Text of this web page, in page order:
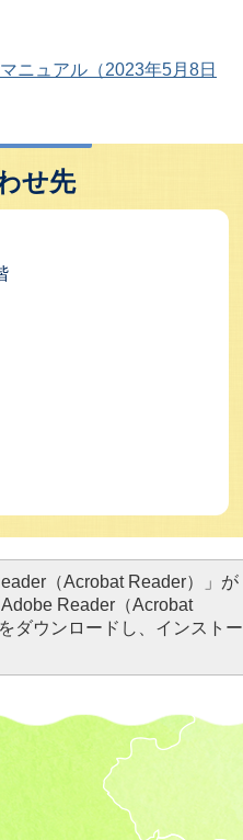
ニュアル（2023年5月8日
せ先
（Acrobat Reader）」が
Reader（Acrobat
ダウンロードし、インストー